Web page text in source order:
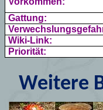
Gattung:
Wiki-Link:
Priorität:
Weitere